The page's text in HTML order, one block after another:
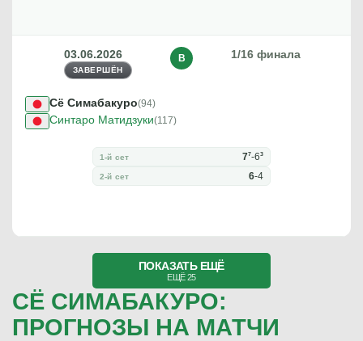
03.06.2026
ЗАВЕРШЁН
1/16 финала
В
Сё Симабакуро(94)
Синтаро Матидзуки(117)
1-й сет 77-63
2-й сет 6-4
ПОКАЗАТЬ ЕЩЁ
ЕЩЁ 25
СЁ СИМАБАКУРО:
ПРОГНОЗЫ НА МАТЧИ